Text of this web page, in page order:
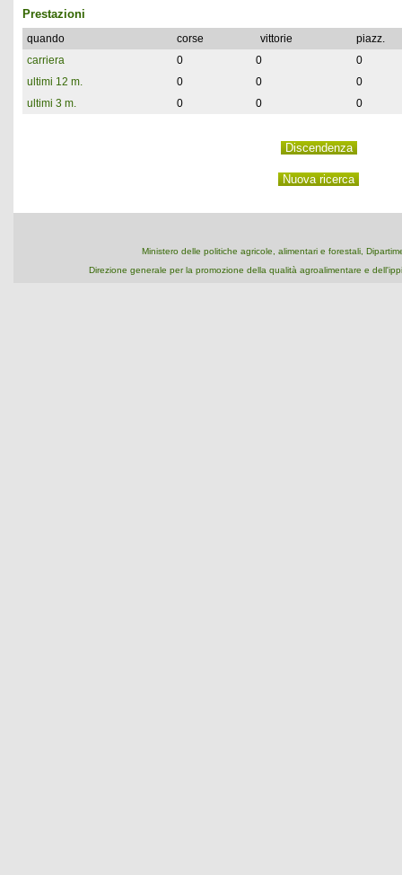
Prestazioni
quando corse vittorie
piazz.
carriera
0 0
0
ultimi 12 m.
0 0
0
ultimi 3 m.
0 0 0
Ministero delle politiche agricole, alimentari e forestali,
Direzione generale per la promozione della qualità agroalimentare e